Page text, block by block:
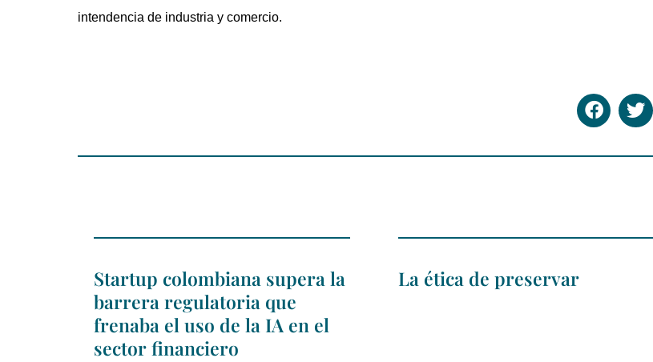
intendencia de industria y comercio.
Startup colombiana supera la
barrera regulatoria que
frenaba el uso de la IA en el
sector financiero
La ética de preservar